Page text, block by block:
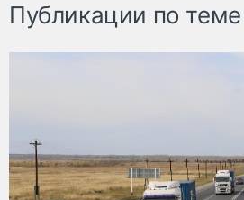
Публикации по теме